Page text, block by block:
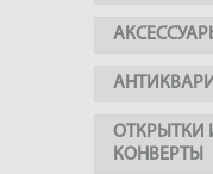
ОТКРЫТКИ
КОНВЕРТЫ